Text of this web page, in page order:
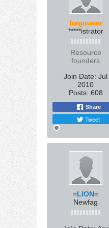
bagouser
*****istrator
Resource
founders
Join Date: Jul
2010
Posts: 608
Share
Tweet
=LION=
Newfag